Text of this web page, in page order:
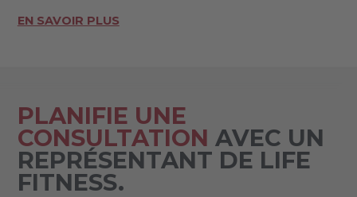
EN SAVOIR PLUS
PLANIFIE UNE
CONSULTATION AVEC UN
REPRÉSENTANT DE LIFE
FITNESS.